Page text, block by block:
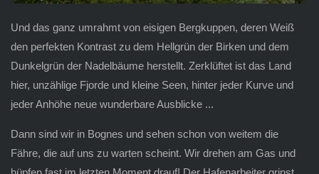
Und das ganz umrahmt von eisigen Bergkuppen, deren Weiß
den perfekten Kontrast zu dem Hellgrün der Birken und dem
Dunkelgrün der Nadelbäume herstellt. Zerklüftet ist das Land
hier, unzählige Fjorde und kleine Seen, hinter jeder Kurve und
jeder Anhöhe neue wunderbare Ausblicke ...
Dann sind wir in Bognes und sehen schon von weitem die
Fähre, die auf uns zu warten scheint. Wir drehen am Gas und